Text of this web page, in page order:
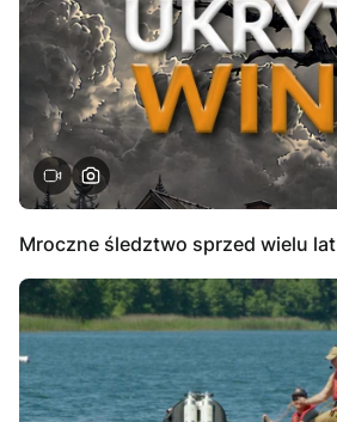
Mroczne śledztwo sprzed wielu lat